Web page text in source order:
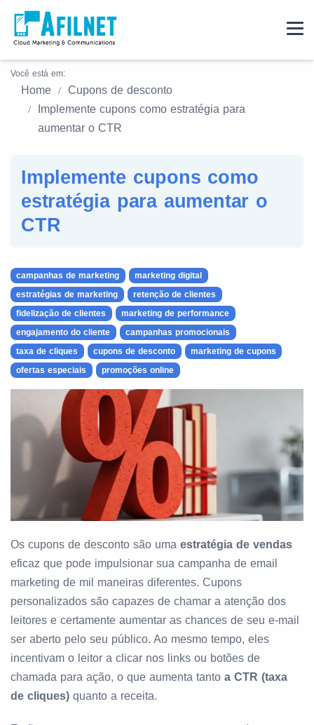
Você está em:
Home
Cupons de desconto
Implemente cupons como estratégia para
aumentar o CTR
Implemente cupons como
estratégia para aumentar o
CTR
campanhas de marketing
marketing digital
estratégias de marketing
retenção de clientes
fidelização de clientes
marketing de performance
engajamento do cliente
campanhas promocionais
taxa de cliques
cupons de desconto
marketing de cupons
ofertas especiais
promoções online
Os cupons de desconto são uma estratégia de vendas
eficaz que pode impulsionar sua campanha de email
marketing de mil maneiras diferentes. Cupons
personalizados são capazes de chamar a atenção dos
leitores e certamente aumentar as chances de seu e-mail
ser aberto pelo seu público. Ao mesmo tempo, eles
incentivam o leitor a clicar nos links ou botões de
chamada para ação, o que aumenta tanto a CTR (taxa
de cliques) quanto a receita.